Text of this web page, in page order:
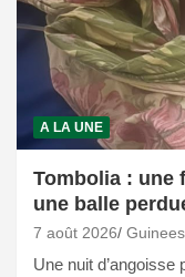
A LA UNE
Tombolia : une
une balle
7 août 2026
Une nuit d’angoisse